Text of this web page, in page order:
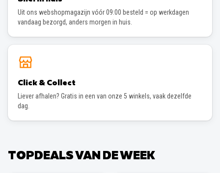
Uit ons webshopmagazijn vóór 09:00 besteld = op werkdagen
vandaag bezorgd, anders morgen in huis.
Click & Collect
Liever afhalen? Gratis in een van onze 5 winkels, vaak dezelfde
dag.
TOPDEALS VAN DE WEEK